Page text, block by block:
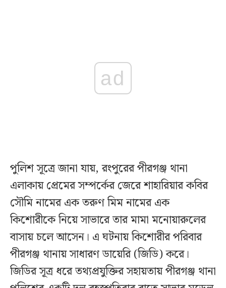
ad
পুলিশ সূত্রে জানা যায়, রংপুরের পীরগঞ্জ থানা
এলাকায় প্রেমের সম্পর্কের জেরে শাহারিয়ার কবির
সৌমি নামের এক তরুণ মিম নামের এক
কিশোরীকে নিয়ে সাভারে তার মামা মনোয়ারুলের
বাসায় চলে আসেন। এ ঘটনায় কিশোরীর পরিবার
পীরগঞ্জ থানায় সাধারণ ডায়েরি (জিডি) করে।
জিডির সূত্র ধরে তথ্যপ্রযুক্তির সহায়তায় পীরগঞ্জ থানা